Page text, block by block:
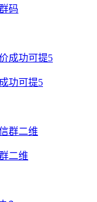
码
功可提5
二维